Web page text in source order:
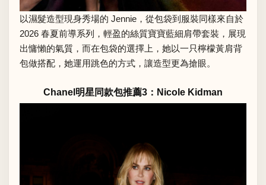
以濕髮造型現身秀場的 Jennie，從包袋到服裝同樣來自於
2026 春夏前導系列，輕盈的絲質寶寶藍細肩帶套裝，展現
出慵懶的氣質，而在包袋的選擇上，她以一只檸檬黃肩背
包做搭配，她運用跳色的方式，讓造型更為搶眼。
Chanel明星同款包推薦3：Nicole Kidman